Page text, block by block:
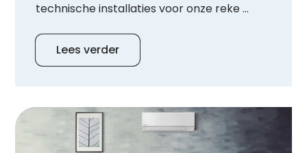
technische installaties voor onze reke ...
Lees verder